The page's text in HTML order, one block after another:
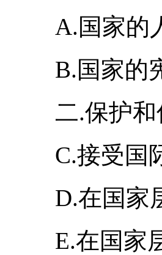
A.国家的
B.国家的
二.保护
C.接受国
D.在国家
E.在国家